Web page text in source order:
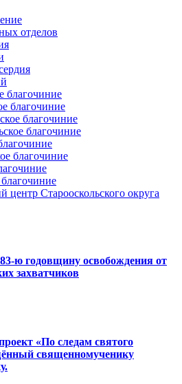
отделов
благочиние
благочиние
благочиние
благочиние
благочиние
центр Старооскольского округа
ю годовщину освобождения от
захватчиков
«По следам святого
священномученику